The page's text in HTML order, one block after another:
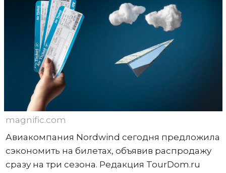
magnific.com
Авиакомпания Nordwind сегодня предложила
сэкономить на билетах, объявив распродажу
сразу на три сезона. Редакция TourDom.ru